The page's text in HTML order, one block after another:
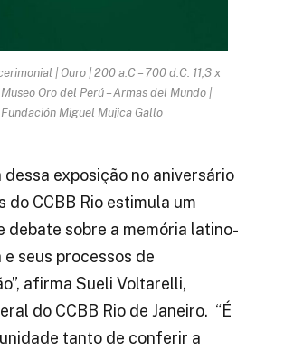
| Ouro | 200 a.C – 700 d.C. 11,3 x
Oro del Perú – Armas del Mundo |
Fundación Miguel Mujica Gallo
dessa exposição no aniversário
do CCBB Rio estimula um
debate sobre a memória latino-
e seus processos de
afirma Sueli Voltarelli,
do CCBB Rio de Janeiro. “É
tanto de conferir a